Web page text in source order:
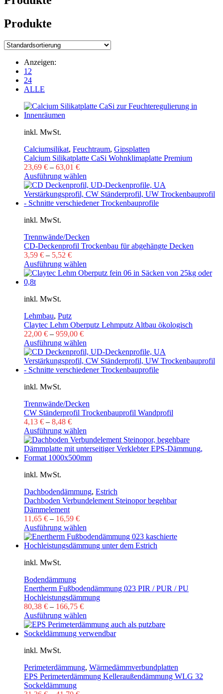
Produkte
Anzeigen:
12
24
ALLE
inkl. MwSt.
Calciumsilikat, Feuchtraum, Gipsplatten
Calcium Silikatplatte CaSi Wohnklimaplatte Premium
23,69 € – 63,01 €
Ausführung wählen
inkl. MwSt.
Trennwände/Decken
CD-Deckenprofil Trockenbau für abgehängte Decken
3,59 € – 5,52 €
Ausführung wählen
inkl. MwSt.
Lehmbau, Putz
Claytec Lehm Oberputz Lehmputz Altbau ökologisch
22,00 € – 959,00 €
Ausführung wählen
inkl. MwSt.
Trennwände/Decken
CW Ständerprofil Trockenbauprofil Wandprofil
4,13 € – 8,48 €
Ausführung wählen
inkl. MwSt.
Dachbodendämmung, Estrich
Dachboden Verbundelement Steinopor begehbar
Dämmelement
11,65 € – 16,59 €
Ausführung wählen
inkl. MwSt.
Bodendämmung
Enertherm Fußbodendämmung 023 PIR / PUR / PU
Hochleistungsdämmung
80,38 € – 166,75 €
Ausführung wählen
inkl. MwSt.
Perimeterdämmung, Wärmedämmverbundplatten
EPS Perimeterdämmung Kelleraußendämmung WLG 32
Sockeldämmung